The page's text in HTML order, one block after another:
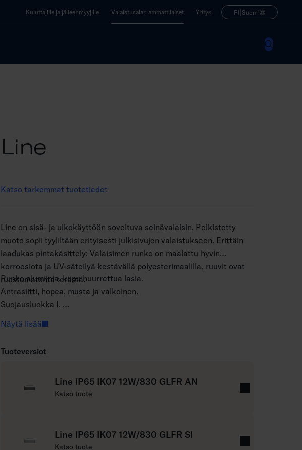
Kuluttajille ja jälleenmyyjille Valaistusalan ammattilaiset Yritys FI |Suomi
Line
Katso tarkemmat tuotetiedot
Line on sisä- ja ulkokäyttöön soveltuva seinävalaisin. Pelkistetty
muoto sopii tyyliltään erityisesti julkisivujen valaistukseen. Erittäin
laadukas pintakäsittely: Valaisimen runko on maalattu hyvin
korroosiota ja UV-säteilyä kestävällä polyesterimaalilla, ruuvit ovat
ruostumatonta terästä.
Runko alumiinia, kupu huurrettua lasia.
Antrasiitti, hopea, musta ja valkoinen.
Suojausluokka I.
Päättyvä asennus 3 x 2,5 mm2.
Kiinteä led 3000 K 12W 600 lm, 4000 K 12W 640 lm. CRI > 80 / Ra >
Hyötyelinikä L70 50 000 h (Ta25°C).
Virtalähteen elinikä 50 000 h.
Näytä lisää
Tuoteversiot
Line IP65 IK07 12W/830 GLFR AN
Katso tuote
Line IP65 IK07 12W/830 GLFR SI
Katso tuote